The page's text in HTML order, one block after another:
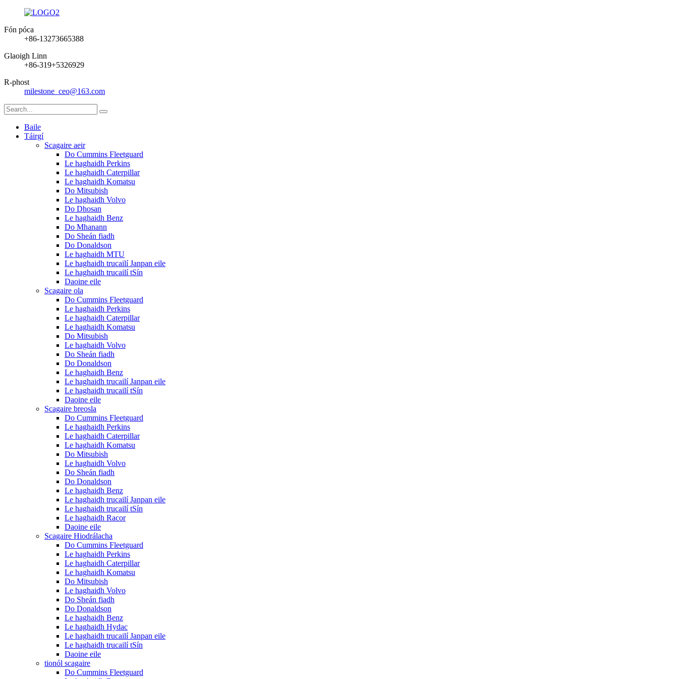
Fón póca
+86-13273665388
Glaoigh Linn
+86-319+5326929
R-phost
milestone_ceo@163.com
Baile
Táirgí
Scagaire aeir
Do Cummins Fleetguard
Le haghaidh Perkins
Le haghaidh Caterpillar
Le haghaidh Komatsu
Do Mitsubish
Le haghaidh Volvo
Do Dhosan
Le haghaidh Benz
Do Mhanann
Do Sheán fiadh
Do Donaldson
Le haghaidh MTU
Le haghaidh trucailí Janpan eile
Le haghaidh trucailí tSín
Daoine eile
Scagaire ola
Do Cummins Fleetguard
Le haghaidh Perkins
Le haghaidh Caterpillar
Le haghaidh Komatsu
Do Mitsubish
Le haghaidh Volvo
Do Sheán fiadh
Do Donaldson
Le haghaidh Benz
Le haghaidh trucailí Janpan eile
Le haghaidh trucailí tSín
Daoine eile
Scagaire breosla
Do Cummins Fleetguard
Le haghaidh Perkins
Le haghaidh Caterpillar
Le haghaidh Komatsu
Do Mitsubish
Le haghaidh Volvo
Do Sheán fiadh
Do Donaldson
Le haghaidh Benz
Le haghaidh trucailí Janpan eile
Le haghaidh trucailí tSín
Le haghaidh Racor
Daoine eile
Scagaire Hiodrálacha
Do Cummins Fleetguard
Le haghaidh Perkins
Le haghaidh Caterpillar
Le haghaidh Komatsu
Do Mitsubish
Le haghaidh Volvo
Do Sheán fiadh
Do Donaldson
Le haghaidh Benz
Le haghaidh Hydac
Le haghaidh trucailí Janpan eile
Le haghaidh trucailí tSín
Daoine eile
tionól scagaire
Do Cummins Fleetguard